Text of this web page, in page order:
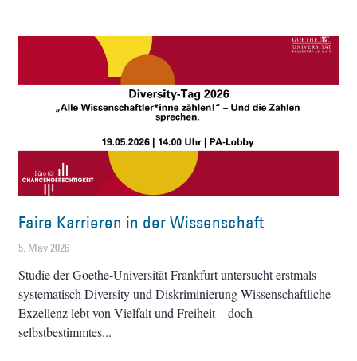
Faire Karrieren in der Wissenschaft
5. May 2026
Studie der Goethe-Universität Frankfurt untersucht erstmals
systematisch Diversity und Diskriminierung Wissenschaftliche
Exzellenz lebt von Vielfalt und Freiheit – doch
selbstbestimmtes